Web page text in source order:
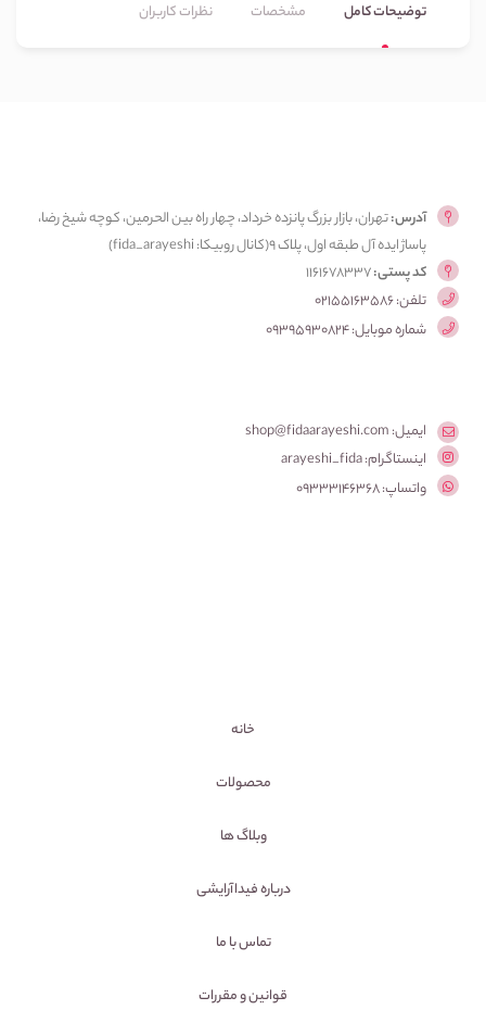
توضیحات کامل مشخصات نظرات کاربران
آدرس:تهران، بازار بزرگ پانزده خرداد، چهار راه بین الحرمین، کوچه شیخ رضا،
پاساژ ایده آل طبقه اول، پلاک ۹(کانال روبیکا: fida_arayeshi)
کد پستی:1161678337
تلفن: 02155163586
شماره موبایل: 09395930824
ایمیل: shop@fidaarayeshi.com
اینستاگرام: arayeshi_fida
واتساپ: 09333146368
خانه
محصولات
وبلاگ ها
درباره فیداآرایشی
تماس با ما
قوانین و مقررات